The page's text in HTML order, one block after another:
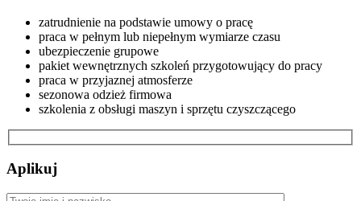
zatrudnienie na podstawie umowy o pracę
praca w pełnym lub niepełnym wymiarze czasu
ubezpieczenie grupowe
pakiet wewnętrznych szkoleń przygotowujący do pracy
praca w przyjaznej atmosferze
sezonowa odzież firmowa
szkolenia z obsługi maszyn i sprzętu czyszczącego
Aplikuj